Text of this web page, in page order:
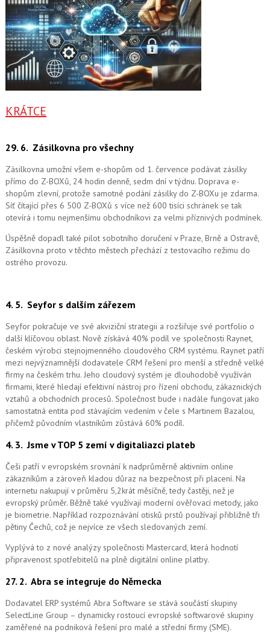
KRÁTCE
29. 6. Zásilkovna pro všechny
Zásilkovna umožní všem e-shopům od 1. července podávat zásilky
přímo do Z-BOXů, 24 hodin denně, sedm dní v týdnu. Doprava e-
shopům zlevní, protože samotné podání zásilky do Z-BOXu je zdarma.
Síť čítající přes 6 500 Z-BOXů s více než 600 tisíci schránek se tak
otevírá i tomu nejmenšímu obchodníkovi za velmi příznivých podmínek.
Úspěšně dopadl také pilot sobotního doručení v Praze, Brně a Ostravě,
Zásilkovna proto v těchto městech přechází z testovacího režimu do
ostrého provozu.
4. 5. Seyfor s dalším zářezem
Seyfor pokračuje ve své akviziční strategii a rozšiřuje své portfolio o
další klíčovou oblast. Nově získává 40% podíl ve společnosti Raynet,
českém výrobci stejnojmenného cloudového CRM systému. Raynet patří
mezi nejvýznamnější dodavatele CRM řešení pro menší a středně velké
firmy na českém trhu. Jeho cloudový systém je dlouhodobě využíván
firmami, které hledají efektivní nástroj pro řízení obchodu, zákaznických
vztahů a obchodních procesů. Společnost bude i nadále fungovat jako
samostatná entita pod stávajícím vedením v čele s Martinem Bazalou,
přičemž původním vlastníkům zůstává 60% podíl.
4. 3.Jsme v TOP 5 zemí v digitaliazci plateb
Češi patří v evropském srovnání k nadprůměrně aktivním online
zákazníkům a zároveň kladou důraz na bezpečnost při placení. Na
internetu nakupují v průměru 5,2krát měsíčně, tedy častěji, než je
evropský průměr. Běžně také využívají moderní ověřovací metody, jako
je biometrie. Například rozpoznávání otisků prstů používají přibližně tři
pětiny Čechů, což je nejvíce ze všech sledovaných zemí.
Vyplývá to z nové analýzy společnosti Mastercard, která hodnotí
připravenost spotřebitelů na plně digitální online platby.
27. 2. Abra se integruje do Německa
Dodavatel ERP systémů Abra Software se stává součástí skupiny
SelectLine Group – dynamicky rostoucí evropské softwarové skupiny
zaměřené na podniková řešení pro malé a střední firmy (SME).